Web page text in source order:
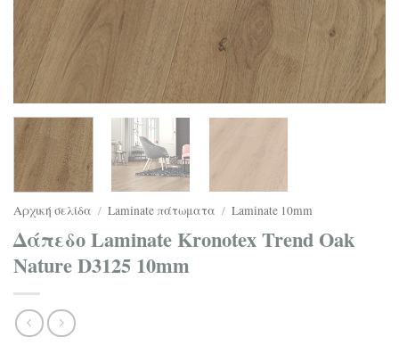
Αρχική σελίδα / Laminate πάτωματα / Laminate 10mm
Δάπεδο Laminate Kronotex Trend Oak
Nature D3125 10mm